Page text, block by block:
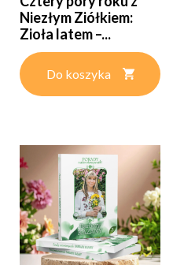
Niezłym Ziółkiem:
Zioła latem –...
Do koszyka